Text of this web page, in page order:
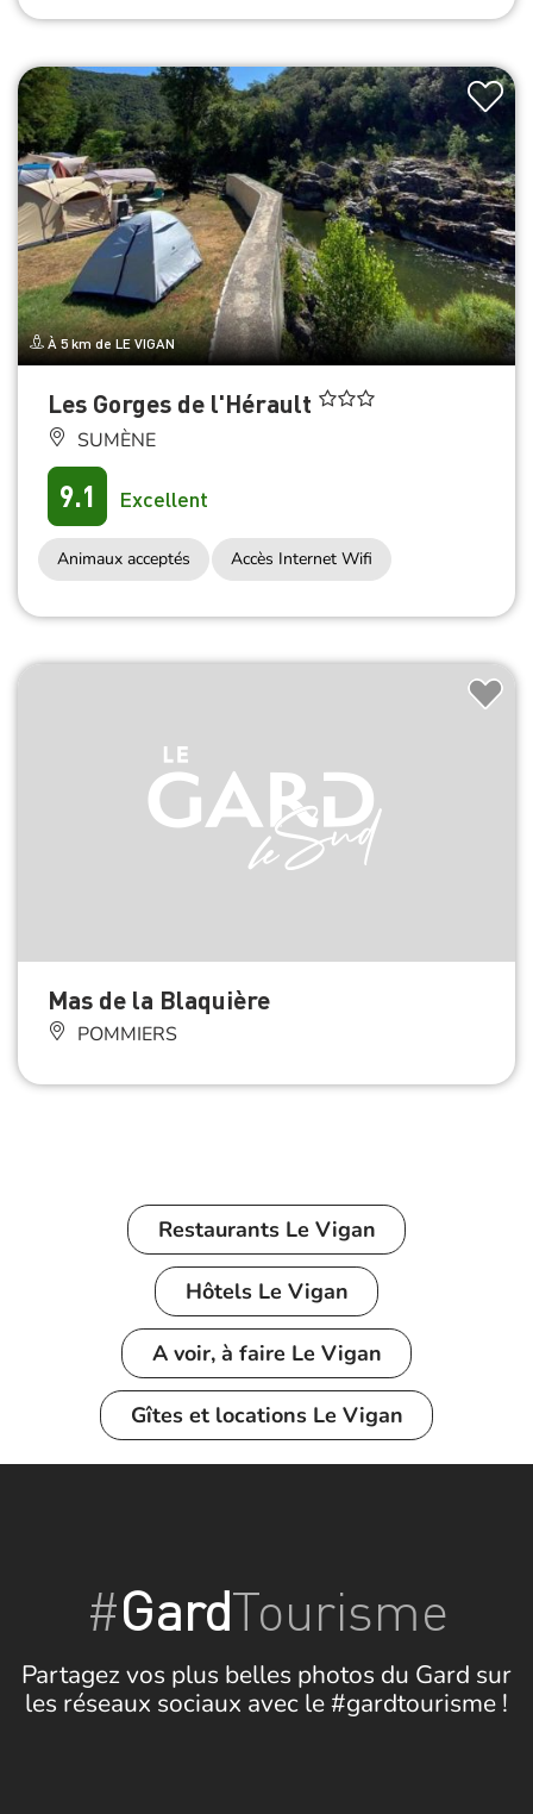
À 5 km de LE VIGAN
Les Gorges de l'Hérault
SUMÈNE
9.1 Excellent
Animaux acceptés Accès Internet Wifi
Mas de la Blaquière
POMMIERS
Restaurants Le Vigan
Hôtels Le Vigan
A voir, à faire Le Vigan
Gîtes et locations Le Vigan
#GardTourisme
Partagez vos plus belles photos du Gard sur
les réseaux sociaux avec le #gardtourisme !